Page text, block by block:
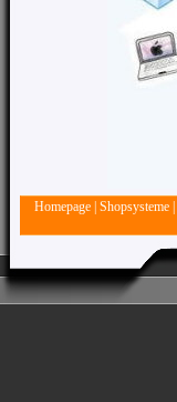
Homepage| Shopsysteme|